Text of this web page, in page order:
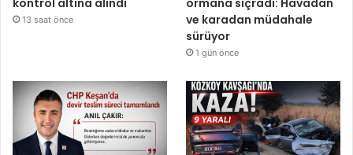
kontrol altına alındı
13 saat önce
ormana sıçradı: Havadan
ve karadan müdahale
sürüyor
1 gün önce